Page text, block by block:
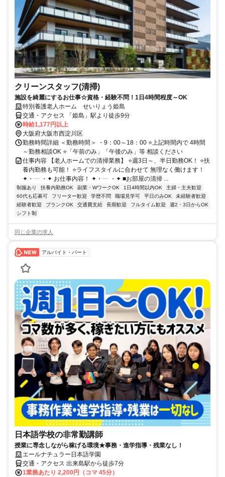
クリーンスタッフ(清掃)
施設を綺麗にするお仕事☆資格・経験不問！1日4時間程度～OK
特別養護老人ホーム せいりょう姫島
交通・アクセス 「姫島」駅より徒歩9分
時給1,177円以上
大阪府大阪市西淀川区
勤務時間詳細 ＜勤務時間＞ ・9：00～18：00 ⭐上記時間内で 4時間
～勤務相談OK ⭐「午前のみ」「午後のみ」等 相談ください
仕事内容 【老人ホームでの清掃業務】 ⭐週3日～、半日勤務OK！ ⭐扶
養内勤務も可能！ ⭐ライフスタイルに合わせて 無理なく働けます！
✦・┈ ・✦ お仕事内容！ ✦・┈ ・✦ ■お部屋の清掃 ...
制服あり 扶養内勤務OK 副業・WワークOK 1日4時間以内OK
主婦・主夫歓迎
60代も応募可
フリーター歓迎 学歴不問 職場見学可 平日のみOK
未経験者歓迎
経験者歓迎
ブランクOK 交通費支給 長期歓迎 フルタイム歓迎
週2・3日からOK
シフト制
同じ企業の求人
アルバイト・パート
日本語学校の非常勤講師
授業に専念しながら稼げる環境★事務・進学指導・残業なし！
エールナチュラー日本語学園
交通・アクセス 出来島駅から徒歩7分
1業務あたり 2,200円（コマ 45分）